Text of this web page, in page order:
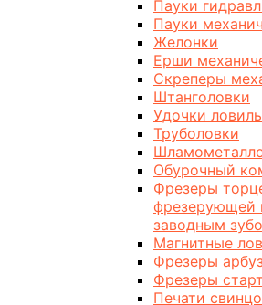
Пауки
Пауки
Желонки
Ерши
Скреперы
Штанголовки
Удочки
Труболовки
Обурочный
Фрезеры
фрезерующей
заводным
Магнитные
Фрезеры
Фрезеры
Печати